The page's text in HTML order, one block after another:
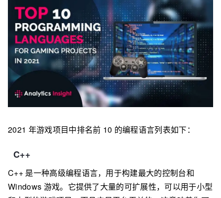
2021 年游戏项目中排名前 10 的编程语言列表如下：
C++
C++ 是一种高级编程语言，用于构建最大的控制台和
Windows 游戏。它提供了大量的可扩展性，可以用于小型